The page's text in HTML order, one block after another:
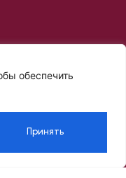
обеспечить
Принять